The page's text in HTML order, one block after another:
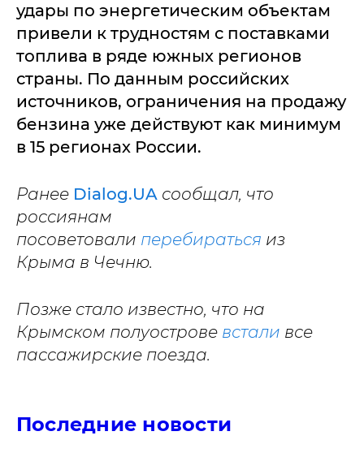
удары по энергетическим объектам
привели к трудностям с поставками
топлива в ряде южных регионов
страны. По данным российских
источников, ограничения на продажу
бензина уже действуют как минимум
в 15 регионах России.
Ранее Dialog.UA сообщал, что
россиянам
посоветовали перебираться из
Крыма в Чечню.
Позже стало известно, что на
Крымском полуострове встали все
пассажирские поезда.
Последние новости